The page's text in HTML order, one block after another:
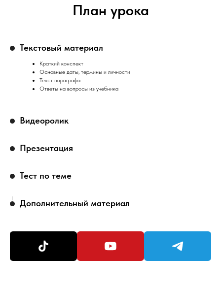
План урока
Текстовый материал
Краткий конспект
Основные даты, термины и личности
Текст параграфа
Ответы на вопросы из учебника
Видеоролик
Презентация
Тест по теме
Дополнительный материал